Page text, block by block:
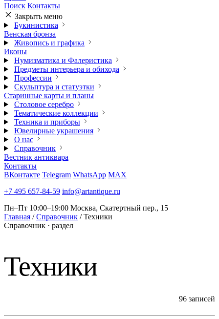
Поиск Контакты
Закрыть меню
Букинистика
Венская бронза
Живопись и графика
Иконы
Нумизматика и Фалеристика
Предметы интерьера и обихода
Профессии
Скульптура и статуэтки
Старинные карты и планы
Столовое серебро
Тематические коллекции
Техника и приборы
Ювелирные украшения
О нас
Справочник
Вестник антиквара
Контакты
ВКонтакте Telegram WhatsApp MAX
+7 495 657-84-59 info@artantique.ru
Пн–Пт 10:00–19:00 Москва, Скатертный пер., 15
Главная / Справочник / Техники
Справочник · раздел
Техники
96 записей